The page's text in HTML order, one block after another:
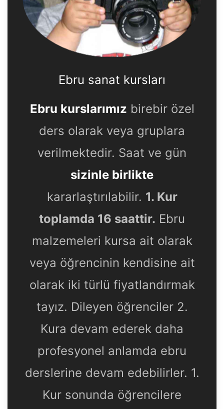
Ebru sanat kursları
Ebru kurslarımız birebir özel
ders olarak veya gruplara
verilmektedir. Saat ve gün
sizinle birlikte
kararlaştırılabilir. 1. Kur
toplamda 16 saattir. Ebru
malzemeleri kursa ait olarak
veya öğrencinin kendisine ait
olarak iki türlü fiyatlandırmak
tayız. Dileyen öğrenciler 2.
Kura devam ederek daha
profesyonel anlamda ebru
derslerine devam edebilirler. 1.
Kur sonunda öğrencilere